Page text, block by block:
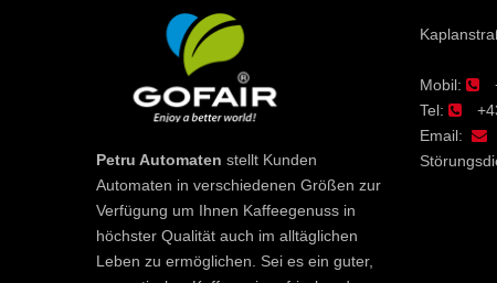
Petru Automaten stellt Kunden
Automaten in verschiedenen Größen zur
Verfügung um Ihnen Kaffeegenuss in
höchster Qualität auch im alltäglichen
Leben zu ermöglichen. Sei es ein guter,
Mobil:
Tel:
Email: